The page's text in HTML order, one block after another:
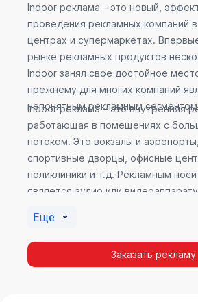
Indoor реклама – это новый,
проведения рекламных компаний
центрах и супермаркетах.
рынке рекламных продуктов
Indoor занял свое достойное
прежнему для многих компаний
непонятным рекламным
Indoor реклама – это внутренняя
работающая в помещениях с
потоком. Это вокзалы и
спортивные дворцы, офисные
поликлиники и т.д. Рекламным
является аудио или
эффективность приносит такой
местах продаж, поскольку
покупателя в момент выбора
Ещё
Заказать рекламу